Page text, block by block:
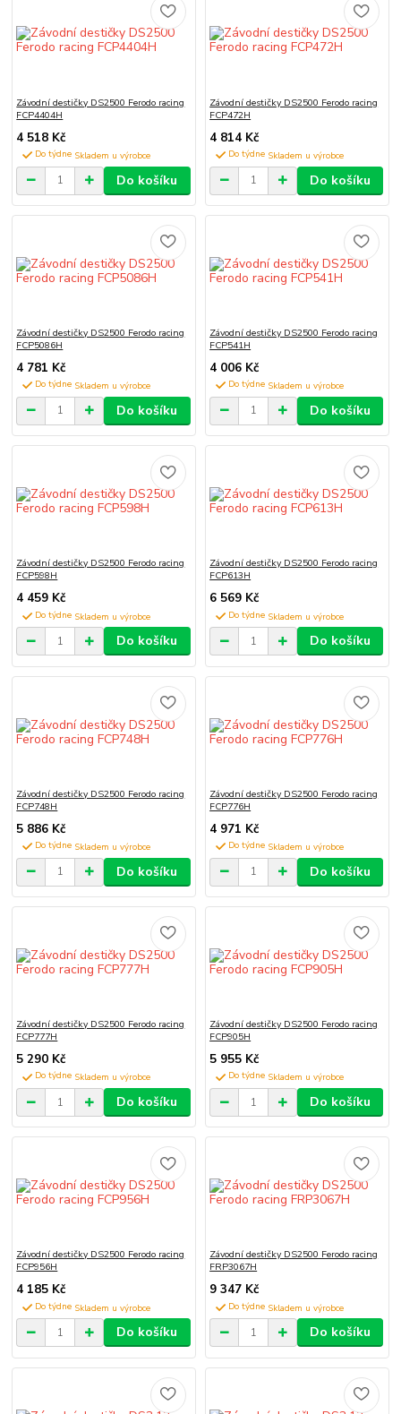
Závodní destičky DS2500 Ferodo racing
FCP4404H
4 518 Kč
Do týdne
Do košíku
Závodní destičky DS2500 Ferodo racing
FCP472H
4 814 Kč
Do týdne
Do košíku
Závodní destičky DS2500 Ferodo racing
FCP5086H
4 781 Kč
Do týdne
Do košíku
Závodní destičky DS2500 Ferodo racing
FCP541H
4 006 Kč
Do týdne
Do košíku
Závodní destičky DS2500 Ferodo racing
FCP598H
4 459 Kč
Do týdne
Do košíku
Závodní destičky DS2500 Ferodo racing
FCP613H
6 569 Kč
Do týdne
Do košíku
Závodní destičky DS2500 Ferodo racing
FCP748H
5 886 Kč
Do týdne
Do košíku
Závodní destičky DS2500 Ferodo racing
FCP776H
4 971 Kč
Do týdne
Do košíku
Závodní destičky DS2500 Ferodo racing
FCP777H
5 290 Kč
Do týdne
Do košíku
Závodní destičky DS2500 Ferodo racing
FCP905H
5 955 Kč
Do týdne
Do košíku
Závodní destičky DS2500 Ferodo racing
FCP956H
4 185 Kč
Do týdne
Do košíku
Závodní destičky DS2500 Ferodo racing
FRP3067H
9 347 Kč
Do týdne
Do košíku